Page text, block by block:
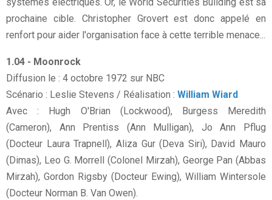
prochaine cible. Christopher Grovert est donc appelé en
renfort pour aider l'organisation face à cette terrible menace...
1.04 - Moonrock
Diffusion le : 4 octobre 1972 sur NBC
Scénario : Leslie Stevens / Réalisation : William Wiard
Avec : Hugh O'Brian (Lockwood), Burgess Meredith
(Cameron), Ann Prentiss (Ann Mulligan), Jo Ann Pflug
(Docteur Laura Trapnell), Aliza Gur (Deva Siri), David Mauro
(Dimas), Leo G. Morrell (Colonel Mirzah), George Pan (Abbas
Mirzah), Gordon Rigsby (Docteur Ewing), William Wintersole
(Docteur Norman B. Van Owen).